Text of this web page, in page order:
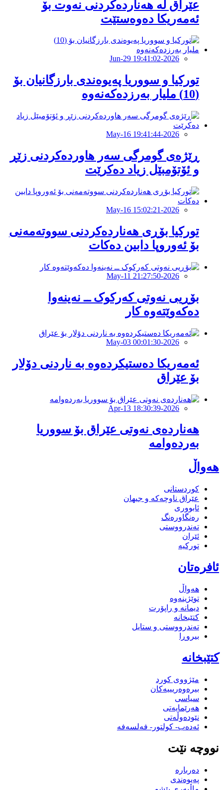
عێراق لە هەناردەكردنی نەوت بۆ
ئەمەریكا دەوەستێت
2026-Jun-29 19:41:02
تورکیا و سووریا پەیوەندی بارزگانیان بۆ
(10) ملیار بەرزدەکەنەوە
2026-May-16 19:41:44
ڕێژەی گومرگی سەر هاوردەکردنی زێڕ
و ئۆتۆمبێل زیاد دەكرێت
2026-May-16 15:02:21
تورکیا بۆڕی هەناردەکردنی سووتەمەنی
بۆ ئەوروپا دابین دەكات
2026-May-11 21:27:50
بۆڕیی نەوتی کەرکوک ــ نەینەوا
دەکەوێتەوە کار
2026-May-03 00:01:30
ئەمەریكا دەستیكردەوە بە ناردنی دۆلار
بۆ عێراق
2026-Apr-13 18:30:39
هەناردەی نەوتی عێراق بۆ سووریا
بەردەوامە
هەواڵ
کوردستانی
عێراق ناوچەکە و جیهان
ئابووری
رەنگاورەنگ
تەندرووستی
ئێران
تورکیە
ئافرەتان
هەواڵ
توێژینەوە
دیمانە و راپۆرت
کتێبخانە
تەندرووستی و ستایل
بیروڕا
کتێبخانە
مێژووى کورد
بیرەوەریییەکان
سیاسى
هەرێمایەتی
نێودەوڵەتی
ئەدەب- کولتور- فەلسەفە
نووچە نێت
دەربارە
پەیوەندی